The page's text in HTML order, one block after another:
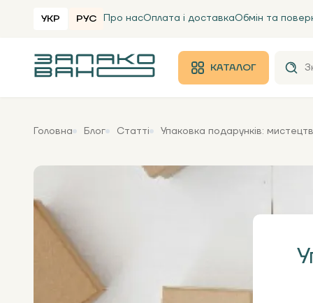
УКР РУС Про насОплата і доставкаОбмін та
КАТАЛОГ
Головна Блог Статті Упаковка подарунків: